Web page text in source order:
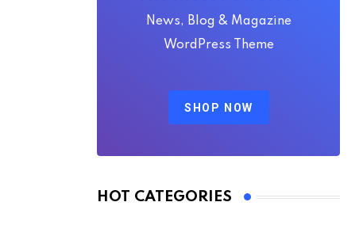
AGOSTO 6, 2026News, Blog & Magazine
WordPress Theme
SHOP NOW
HOT CATEGORIES